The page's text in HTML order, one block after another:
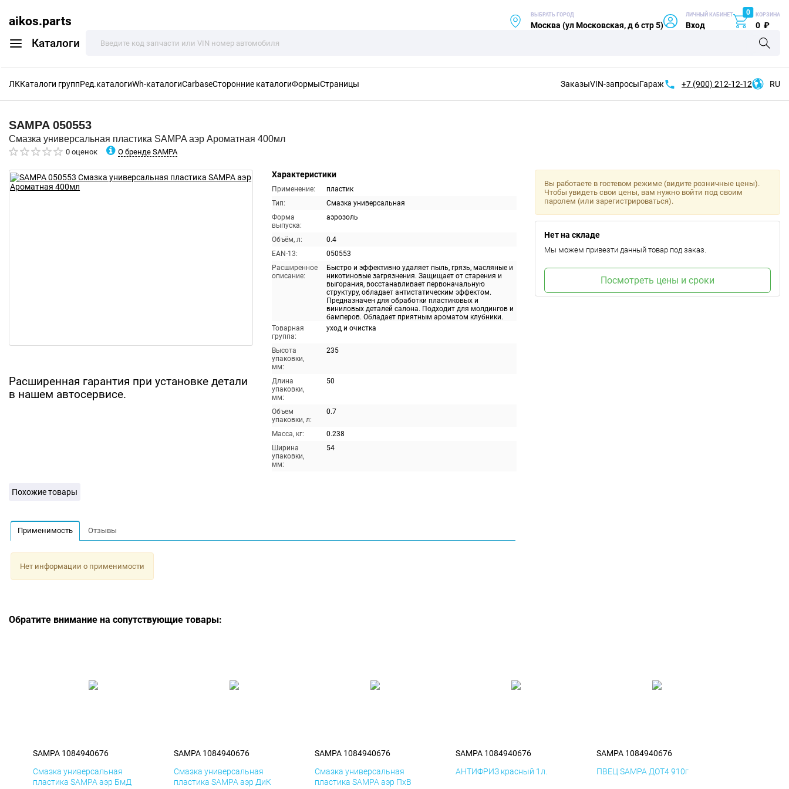
aikos.parts
Каталоги
ВЫБРАТЬ ГОРОД
Москва (ул Московская, д 6 стр 5)
ЛИЧНЫЙ КАБИНЕТ
Вход
0 КОРЗИНА
0 ₽
ЛККаталоги группРед.каталогиWh-каталогиCarbaseСторонние каталогиФормыСтраницы ЗаказыVIN-запросыГараж +7 (900) 212-12-12 RU
SAMPA 050553
Смазка универсальная пластика SAMPA аэр Ароматная 400мл
0 оценок О бренде SAMPA
Расширенная гарантия при установке детали
в нашем автосервисе.
Характеристики
Применение:
пластик
Тип:
Смазка универсальная
Форма
выпуска:
аэрозоль
Объём, л:
0.4
EAN-13:
050553
Расширенное
описание:
Быстро и эффективно удаляет пыль, грязь, масляные и
никотиновые загрязнения. Защищает от старения и
выгорания, восстанавливает первоначальную
структуру, обладает антистатическим эффектом.
Предназначен для обработки пластиковых и
виниловых деталей салона. Подходит для молдингов и
бамперов. Обладает приятным ароматом клубники.
Товарная
группа:
уход и очистка
Высота
упаковки,
мм:
235
Длина
упаковки,
мм:
50
Объем
упаковки, л:
0.7
Масса, кг:
0.238
Ширина
упаковки,
мм:
54
Вы работаете в гостевом режиме (видите розничные цены).
Чтобы увидеть свои цены, вам нужно войти под своим
паролем (или зарегистрироваться).
Нет на складе
Мы можем привезти данный товар под заказ.
Посмотреть цены и сроки
Похожие товары
Применимость Отзывы
Нет информации о применимости
Обратите внимание на сопутствующие товары:
SAMPA 1084940676
Смазка универсальная
пластика SAMPA аэр БмД
SAMPA 1084940676
Смазка универсальная
пластика SAMPA аэр ДиК
SAMPA 1084940676
Смазка универсальная
пластика SAMPA аэр ПхВ
SAMPA 1084940676
АНТИФРИЗ красный 1л.
SAMPA 1084940676
ПВЕЦ SAMPA ДОТ4 910г